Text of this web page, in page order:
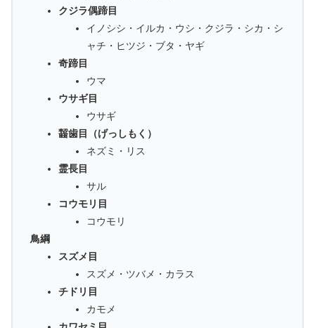
クジラ偶蹄目
イノシシ・イルカ・ウシ・クジラ・シカ・シ
ャチ・ヒツジ・ブタ・ヤギ
奇蹄目
ウマ
ウサギ目
ウサギ
齧歯目（げっしもく）
ネズミ・リス
霊長目
サル
コウモリ目
コウモリ
鳥綱
スズメ目
スズメ・ツバメ・カラス
チドリ目
カモメ